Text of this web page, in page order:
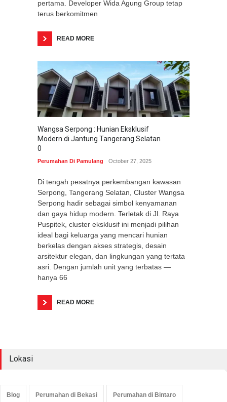
pertama. Developer Wida Agung Group tetap
terus berkomitmen
READ MORE
Wangsa Serpong : Hunian Eksklusif
Modern di Jantung Tangerang Selatan
0
Perumahan Di Pamulang October 27, 2025
Di tengah pesatnya perkembangan kawasan
Serpong, Tangerang Selatan, Cluster Wangsa
Serpong hadir sebagai simbol kenyamanan
dan gaya hidup modern. Terletak di Jl. Raya
Puspitek, cluster eksklusif ini menjadi pilihan
ideal bagi keluarga yang mencari hunian
berkelas dengan akses strategis, desain
arsitektur elegan, dan lingkungan yang tertata
asri. Dengan jumlah unit yang terbatas —
hanya 66
READ MORE
Lokasi
Blog Perumahan di Bekasi Perumahan di Bintaro